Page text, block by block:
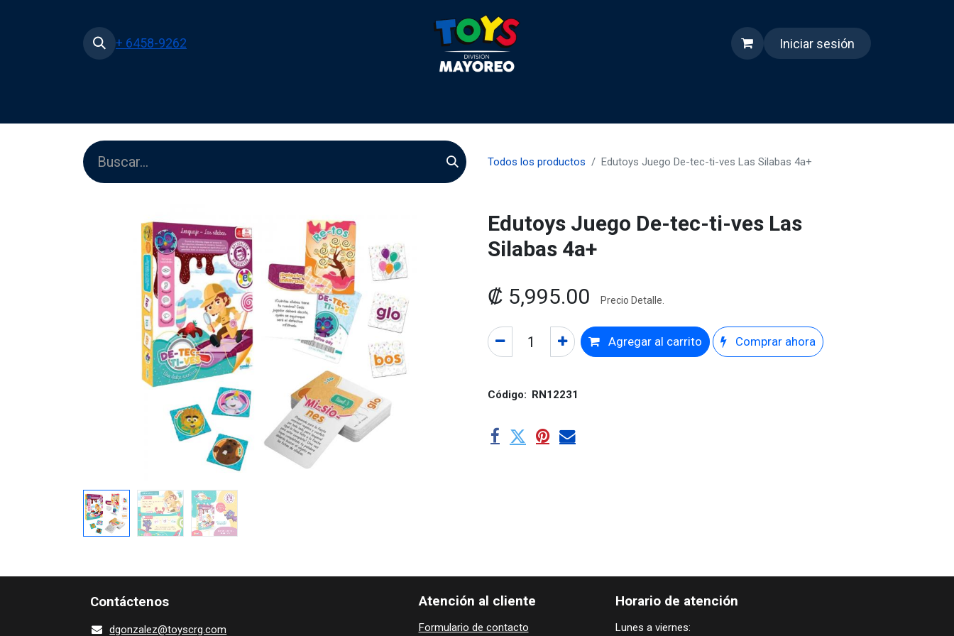
+ 6458-9262 Iniciar sesión
Todos los productos Edutoys Juego De-tec-ti-ves Las Silabas 4a+
Edutoys Juego De-tec-ti-ves Las
Silabas 4a+
₡ 5,995.00 Precio Detalle.
Agregar al carrito Comprar ahora
Código: RN12231
Contácte​nos
dgonza​lez@toy​scrg.c​o​m
Horario de atención
Lunes a viernes:
Atención al cliente
Formulario de contacto